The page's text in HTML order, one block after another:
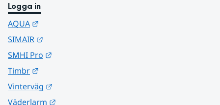
Logga in
AQUA
SIMAIR
SMHI Pro
Timbr
Vinterväg
Väderlarm